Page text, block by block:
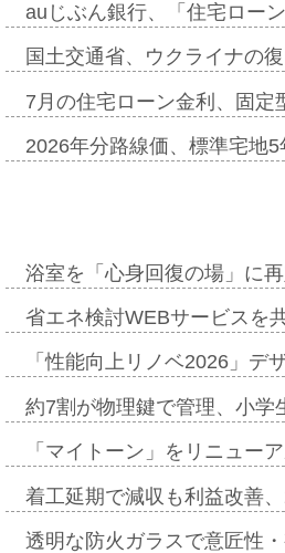
auじぶん銀行、「住宅ロー
国土交通省、ウクライナの
7月の住宅ローン金利、固
2026年分路線価、標準宅地
浴室を「心身回復の場」に
省エネ検討WEBサービスを
「性能向上リノベ2026」
約7割が物理鍵で管理、小
「マイトーン」をリニュー
着工延期で減収も利益改善
透明な防火ガラスで意匠性